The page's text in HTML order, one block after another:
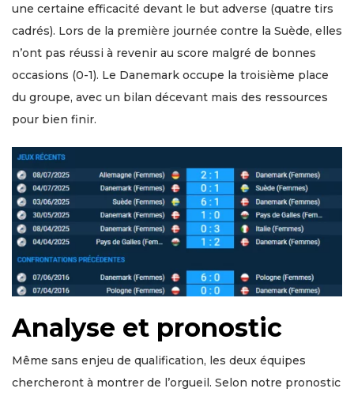
une certaine efficacité devant le but adverse (quatre tirs
cadrés). Lors de la première journée contre la Suède, elles
n’ont pas réussi à revenir au score malgré de bonnes
occasions (0-1). Le Danemark occupe la troisième place
du groupe, avec un bilan décevant mais des ressources
pour bien finir.
Analyse et pronostic
Même sans enjeu de qualification, les deux équipes
chercheront à montrer de l’orgueil. Selon notre pronostic